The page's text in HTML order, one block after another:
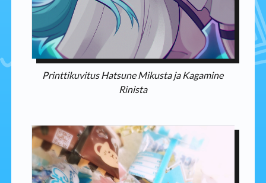
Printtikuvitus Hatsune Mikusta ja Kagamine
Rinista